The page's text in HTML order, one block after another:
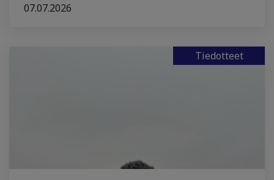
07.07.2026
Tiedotteet